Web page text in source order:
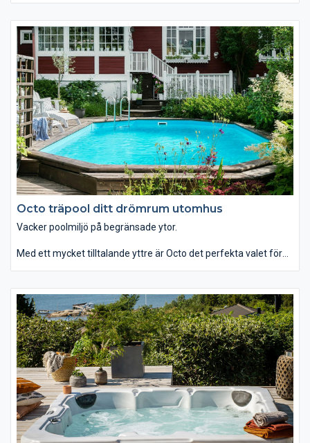
Folkpool Garden ovan mark pool klarar av ensidigt jordtryck,
d.v.s den kraft som uppstår när poolen är tömd på vatten, till
skillnad från pooler ovan mark i plåt.
Octo träpool ditt drömrum utomhus
Vacker poolmiljö på begränsade ytor.
Med ett mycket tilltalande yttre är Octo det perfekta valet för
Folkpool Octo bjuder på fantastiskt samspel mellan form och
funktion. De vackert brutna hörnen gör att du får mer utrymme
runt poolen, vilket gör det lättare för dig att skapa en fin
poolmiljö även på något begränsade ytor.